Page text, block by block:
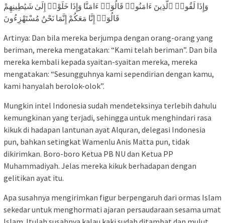
وَإِذَا لَقُوا۟ ٱلَّذِينَ ءَامَنُوا۟ قَالُوٓا۟ ءَامَنَّا وَإِذَا خَلَوْا۟ إِلَىٰ شَيَٰطِينِهِمْ
قَالُوٓا۟ إِنَّا مَعَكُمْ إِنَّمَا نَحْنُ مُسْتَهْزِءُونَ
Artinya: Dan bila mereka berjumpa dengan orang-orang yang
beriman, mereka mengatakan: “Kami telah beriman”. Dan bila
mereka kembali kepada syaitan-syaitan mereka, mereka
mengatakan: “Sesungguhnya kami sependirian dengan kamu,
kami hanyalah berolok-olok”.
Mungkin intel Indonesia sudah mendeteksinya terlebih dahulu
kemungkinan yang terjadi, sehingga untuk menghindari rasa
kikuk di hadapan lantunan ayat Alquran, delegasi Indonesia
pun, bahkan setingkat Wamenlu Anis Matta pun, tidak
dikirimkan. Boro-boro Ketua PB NU dan Ketua PP
Muhammadiyah. Jelas mereka kikuk berhadapan dengan
gelitikan ayat itu.
Apa susahnya mengirimkan figur berpengaruh dari ormas Islam
sekedar untuk menghormati ajaran persaudaraan sesama umat